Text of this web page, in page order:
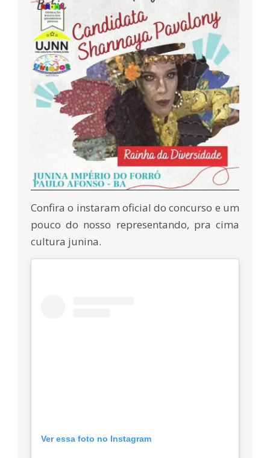
Confira o instaram oficial do concurso e um
pouco do nosso representando, pra cima
cultura junina.
Ver essa foto no Instagram